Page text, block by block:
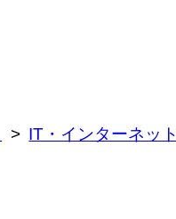
IT・インターネット